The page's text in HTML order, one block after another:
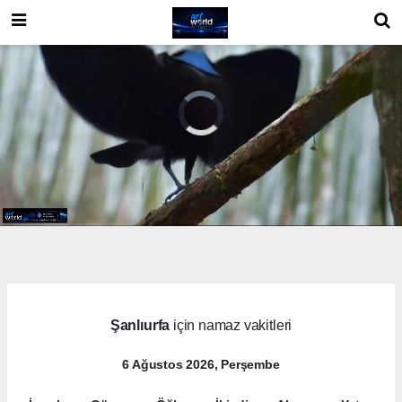
Şanlıurfa için namaz vakitleri
6 Ağustos 2026, Perşembe